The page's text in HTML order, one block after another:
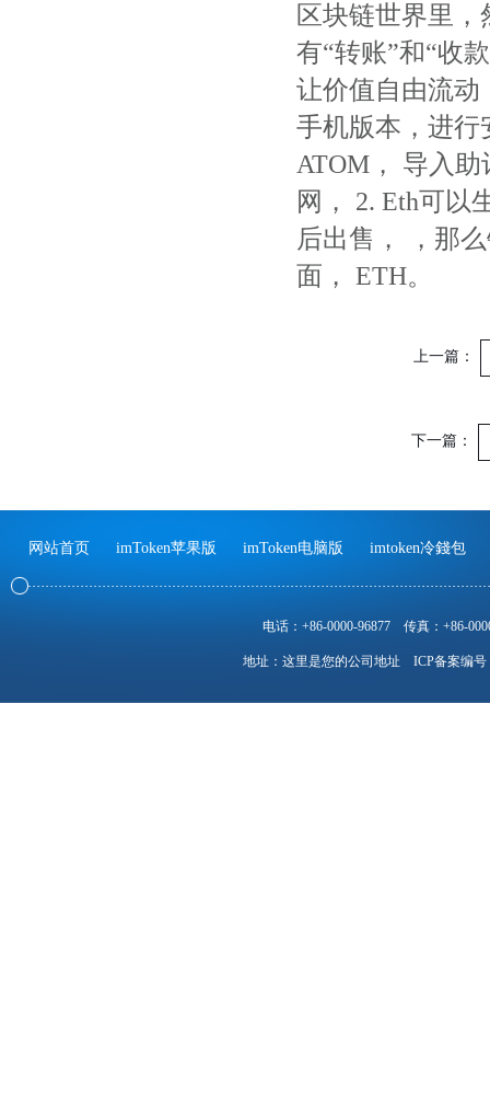
区块链世界里
有“转账”和“收
让价值自由流动
手机版本，进行
ATOM， 导入
网， 2. Eth可以
后出售， ，那
面， ETH。
上一篇：
下一篇：
网站首页 imToken苹果版 imToken电脑版 imtoken冷錢包
电话：+86-0000-96877 传真：+86-
地址：这里是您的公司地址 ICP备案编号